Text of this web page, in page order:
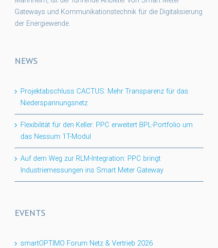
Gateways und Kommunikationstechnik für die Digitalisierung
der Energiewende.
NEWS
Projektabschluss CACTUS: Mehr Transparenz für das
Niederspannungsnetz
Flexibilität für den Keller: PPC erweitert BPL-Portfolio um
das Nessum 1T-Modul
Auf dem Weg zur RLM-Integration: PPC bringt
Industriemessungen ins Smart Meter Gateway
EVENTS
smartOPTIMO Forum Netz & Vertrieb 2026